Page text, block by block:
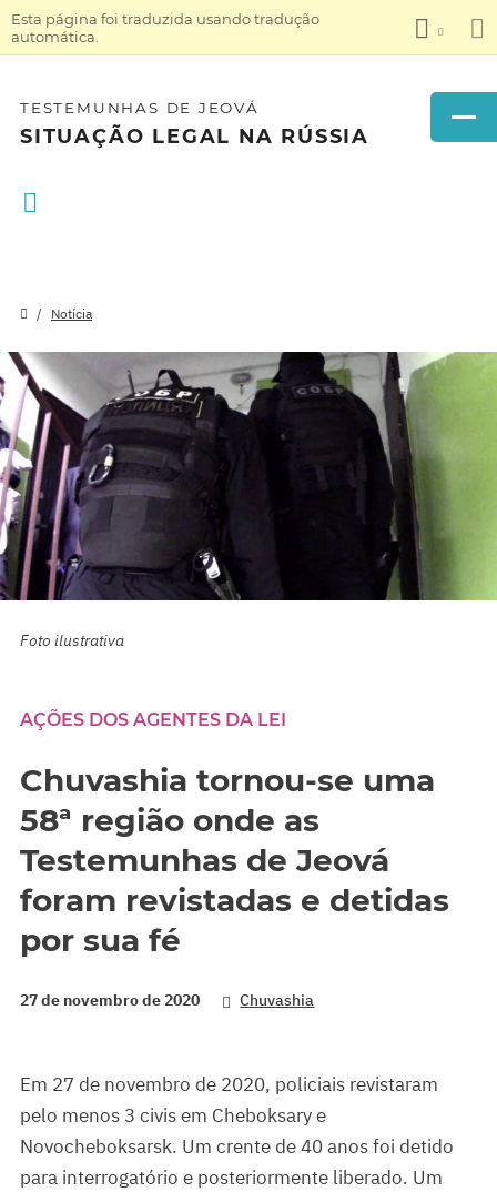
Esta página foi traduzida usando tradução
automática.
TESTEMUNHAS DE JEOVÁ
SITUAÇÃO LEGAL NA RÚSSIA
Notícia
Foto ilustrativa
AÇÕES DOS AGENTES DA LEI
Chuvashia tornou-se uma
58ª região onde as
Testemunhas de Jeová
foram revistadas e detidas
por sua fé
27 de novembro de 2020 Chuvashia
Em 27 de novembro de 2020, policiais revistaram
pelo menos 3 civis em Cheboksary e
Novocheboksarsk. Um crente de 40 anos foi detido
para interrogatório e posteriormente liberado. Um